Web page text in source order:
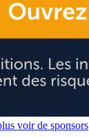
voir de sponsors